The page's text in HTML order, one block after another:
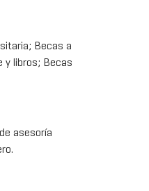
Becas a
y libros; Becas
asesoría